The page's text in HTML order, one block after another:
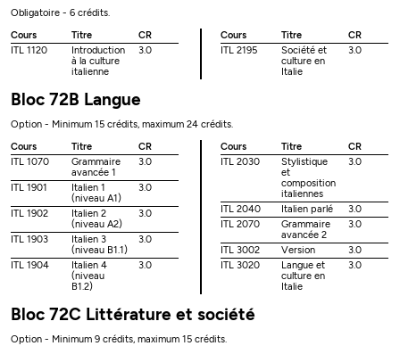
Obligatoire - 6 crédits.
Cours
Titre
CR
ITL 1120
Introduction
à la culture
italienne
3.0
Cours Titre
CR
ITL 2195
Société et
culture en
Italie
3.0
Bloc 72B Langue
Option - Minimum 15 crédits, maximum 24 crédits.
Cours
Titre
CR
ITL 1070
Grammaire
avancée 1
3.0
ITL 1901
Italien 1
(niveau A1)
3.0
ITL 1902
Italien 2
(niveau A2)
3.0
ITL 1903
Italien 3
(niveau B1.1)
3.0
ITL 1904
Italien 4
(niveau
B1.2)
3.0
Cours Titre
CR
ITL 2030
Stylistique
et
composition
italiennes
3.0
ITL 2040 Italien parlé
3.0
ITL 2070
Grammaire
avancée 2
3.0
ITL 3002 Version
3.0
ITL 3020
Langue et
culture en
Italie
3.0
Bloc 72C Littérature et société
Option - Minimum 9 crédits, maximum 15 crédits.